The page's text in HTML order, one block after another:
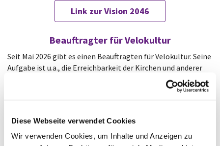
Diese Webseite verwendet Cookies
Wir verwenden Cookies, um Inhalte und Anzeigen zu
Link zur Vision 2046
Beauftragter für Velokultur
Seit Mai 2026 gibt es einen Beauftragten für Velokultur. Seine
Aufgabe ist u.a., die Erreichbarkeit der Kirchen und anderer
Gebäude für Fahrradfahrende zu verbessern, inkl. geeigneter
Link zur Velokultur